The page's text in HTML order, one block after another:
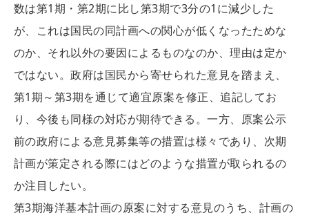
数は第1期・第2期に比し第3期で3分の1に減少した
が、これは国民の同計画への関心が低くなったためな
のか、それ以外の要因によるものなのか、理由は定か
ではない。政府は国民から寄せられた意見を踏まえ、
第1期～第3期を通じて適宜原案を修正、追記してお
り、今後も同様の対応が期待できる。一方、原案公示
前の政府による意見募集等の措置は様々であり、次期
計画が策定される際にはどのような措置が取られるの
か注目したい。
第3期海洋基本計画の原案に対する意見のうち、計画の